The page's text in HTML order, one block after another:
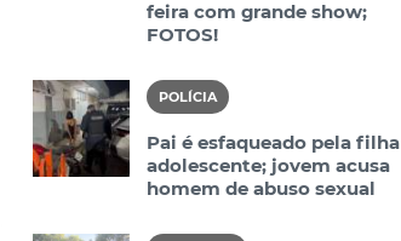
feira com grande show;
FOTOS!
POLÍCIA
Pai é esfaqueado pela filha
adolescente; jovem acusa
homem de abuso sexual